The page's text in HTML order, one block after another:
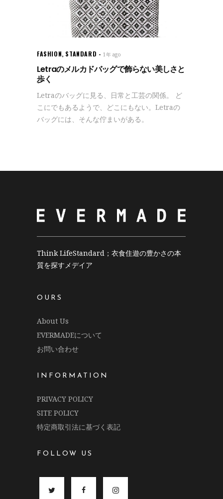
FASHION, STANDARD 1年 ago
Letraのメルカドバッグで飾らない美しさと
歩く
Letraのバッグに見る、日常と工芸の関係。 ど
こにでもあるようで、どこにもない。Letraの
バッグには、そんな佇まいがある。
Think LifeStandard；衣食住遊の豊かさの本
質を探すメデイア
OURS
About Us
EVERMADEについて
お問い合わせ
INFORMATION
PRIVACY POLICY
SITE POLICY
特定商取引法に基づく表記
FOLLOW US